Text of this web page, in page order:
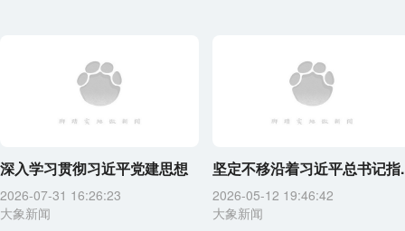
深入学习贯彻习近平党建思想
2026-07-31 16:26:23
大象新闻
坚定不移沿着习近平总书记指
2026-05-12 19:46:42
大象新闻